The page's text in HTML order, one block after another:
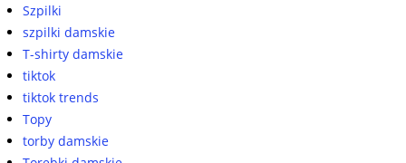
Szpilki
szpilki damskie
T-shirty damskie
tiktok
tiktok trends
Topy
torby damskie